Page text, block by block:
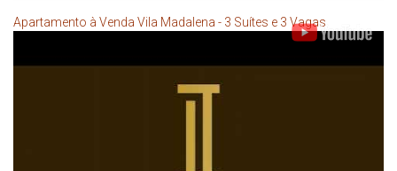
Apartamento à Venda Vila Madalena - 3 Suítes e 3 Vagas